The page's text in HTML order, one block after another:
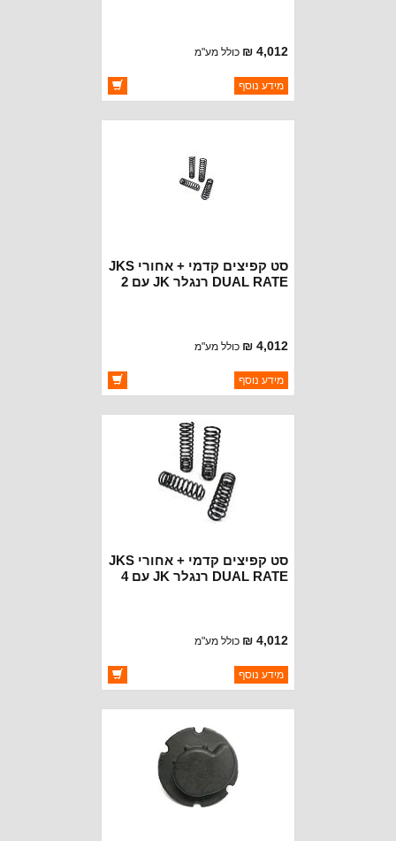
4,012 ₪ כולל מע"מ
ברקוד: JSPEC2251
יצרן:JKS SPRINGS
מידע נוסף
סט קפיצים קדמי + אחורי JKS
DUAL RATE רנגלר JK עם 2
4,012 ₪ כולל מע"מ
ברקוד: JSPEC2351
יצרן:JKS SPRINGS
מידע נוסף
סט קפיצים קדמי + אחורי JKS
DUAL RATE רנגלר JK עם 4
4,012 ₪ כולל מע"מ
ברקוד: JSPEC2350
יצרן:JKS SPRINGS
מידע נוסף